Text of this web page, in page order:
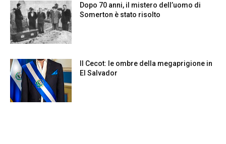
Dopo 70 anni, il mistero dell’uomo di
Somerton è stato risolto
Il Cecot: le ombre della megaprigione in
El Salvador